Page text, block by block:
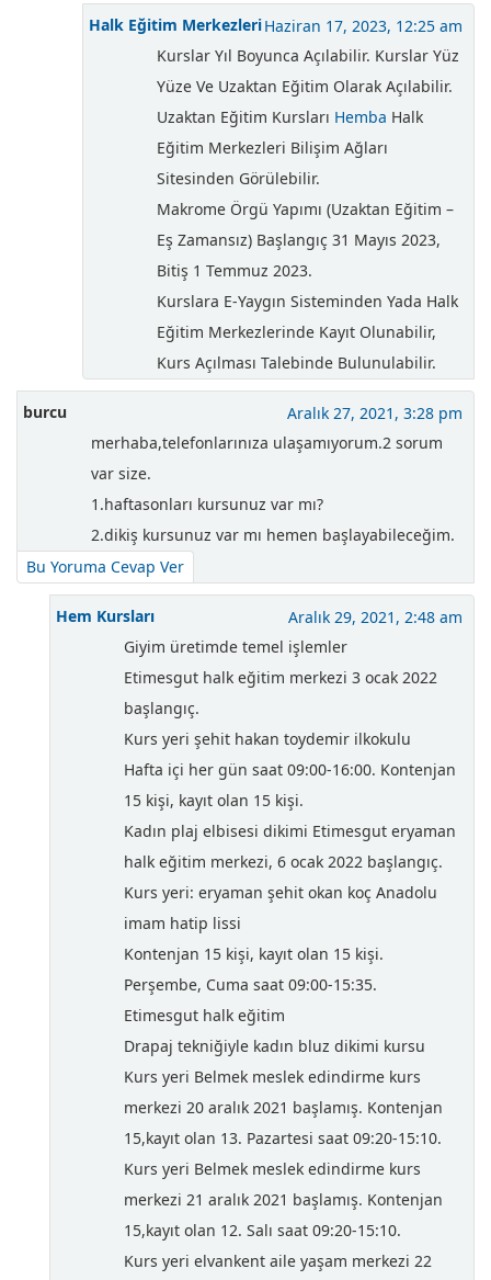
Halk Eğitim MerkezleriHaziran 17, 2023, 12:25 am
Kurslar Yıl Boyunca Açılabilir. Kurslar Yüz
Yüze Ve Uzaktan Eğitim Olarak Açılabilir.
Uzaktan Eğitim Kursları Hemba Halk
Eğitim Merkezleri Bilişim Ağları
Sitesinden Görülebilir.
Makrome Örgü Yapımı (Uzaktan Eğitim –
Eş Zamansız) Başlangıç 31 Mayıs 2023,
Bitiş 1 Temmuz 2023.
Kurslara E-Yaygın Sisteminden Yada Halk
Eğitim Merkezlerinde Kayıt Olunabilir,
Kurs Açılması Talebinde Bulunulabilir.
burcu
Aralık 27, 2021, 3:28 pm
merhaba,telefonlarınıza ulaşamıyorum.2 sorum
var size.
1.haftasonları kursunuz var mı?
2.dikiş kursunuz var mı hemen başlayabileceğim.
Bu Yoruma Cevap Ver
Hem Kursları
Aralık 29, 2021, 2:48 am
Giyim üretimde temel işlemler
Etimesgut halk eğitim merkezi 3 ocak 2022
başlangıç.
Kurs yeri şehit hakan toydemir ilkokulu
Hafta içi her gün saat 09:00-16:00. Kontenjan
15 kişi, kayıt olan 15 kişi.
Kadın plaj elbisesi dikimi Etimesgut eryaman
halk eğitim merkezi, 6 ocak 2022 başlangıç.
Kurs yeri: eryaman şehit okan koç Anadolu
imam hatip lissi
Kontenjan 15 kişi, kayıt olan 15 kişi.
Perşembe, Cuma saat 09:00-15:35.
Etimesgut halk eğitim
Drapaj tekniğiyle kadın bluz dikimi kursu
Kurs yeri Belmek meslek edindirme kurs
merkezi 20 aralık 2021 başlamış. Kontenjan
15,kayıt olan 13. Pazartesi saat 09:20-15:10.
Kurs yeri Belmek meslek edindirme kurs
merkezi 21 aralık 2021 başlamış. Kontenjan
15,kayıt olan 12. Salı saat 09:20-15:10.
Kurs yeri elvankent aile yaşam merkezi 22